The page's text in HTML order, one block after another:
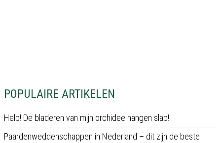
POPULAIRE ARTIKELEN
Help! De bladeren van mijn orchidee hangen slap!
Paardenweddenschappen in Nederland – dit zijn de beste